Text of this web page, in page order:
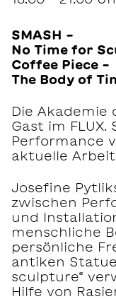
SMASH –
No Time for
Coffee Piece –
The Body of
Die Akademie
Gast im
Performance
aktuelle
Josefine
zwischen
und
menschliche
persönliche
antiken
sculpture“
Hilfe von